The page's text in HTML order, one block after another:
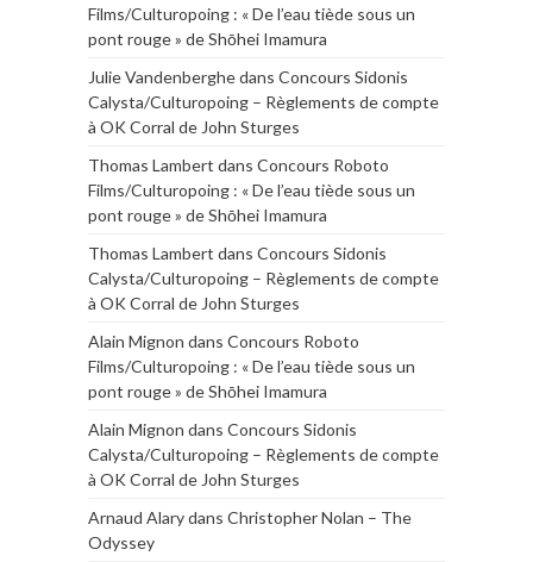
Films/Culturopoing : « De l’eau tiède sous un
pont rouge » de Shōhei Imamura
Julie Vandenberghedans Concours Sidonis
Calysta/Culturopoing – Règlements de compte
à OK Corral de John Sturges
Thomas Lambert dans Concours Roboto
Films/Culturopoing : « De l’eau tiède sous un
pont rouge » de Shōhei Imamura
Thomas Lambert dans Concours Sidonis
Calysta/Culturopoing – Règlements de compte
à OK Corral de John Sturges
Alain Mignon dans Concours Roboto
Films/Culturopoing : « De l’eau tiède sous un
pont rouge » de Shōhei Imamura
Alain Mignon dans Concours Sidonis
Calysta/Culturopoing – Règlements de compte
à OK Corral de John Sturges
Arnaud Alarydans Christopher Nolan – The
Odyssey